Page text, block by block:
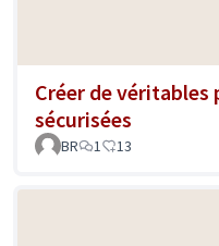
Créer de véritables
sécurisées
BR 1 13